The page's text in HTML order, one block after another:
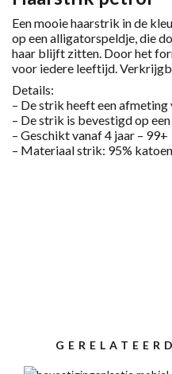
Een mooie haarstrik in de
op een alligatorspeldje, die
haar blijft zitten. Door het
voor iedere leeftijd.
Details:
– De strik heeft een afmeting
– De strik is bevestigd op
– Geschikt vanaf 4 jaar – 99+
– Materiaal strik: 95%